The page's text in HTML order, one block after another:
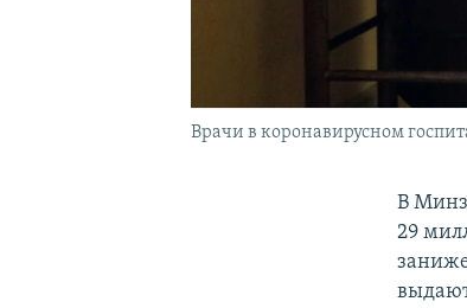
Врачи в коронавирусном
В
29